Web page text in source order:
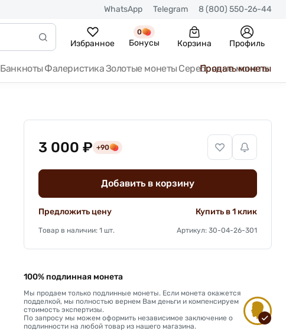
WhatsApp Telegram 8 (800) 550-26-44
Избранное
0
Бонусы Корзина Профиль
Банкноты ФалеристикаЗолотые монеты Серебряные монеты
Продать монеты
3 000 ₽ +90
Добавить в корзину
Предложить цену Купить в 1 клик
Товар в наличии: 1 шт. Артикул: 30-04-26-301
100% подлинная монета
Мы продаем только подлинные монеты. Если монета окажется
подделкой, мы полностью вернем Вам деньги и компенсируем
стоимость экспертизы.
По запросу мы можем оформить независимое заключение о
подлинности на любой товар из нашего магазина.